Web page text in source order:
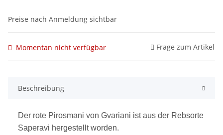
Preise nach Anmeldung sichtbar
Momentan nicht verfügbar Frage zum Artikel
Beschreibung
Der rote Pirosmani von Gvariani ist aus der Rebsorte
Saperavi hergestellt worden.